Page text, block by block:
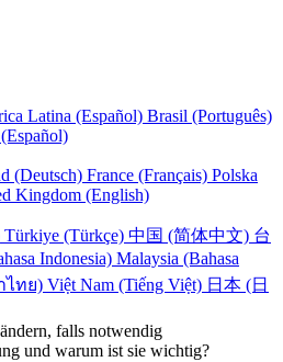
Latina (Español) Brasil (Português)
(Deutsch) France (Français) Polska
Kingdom (English)
Türkiye (Türkçe) 中国 (简体中文) 台
Indonesia) Malaysia (Bahasa
ไทย) Việt Nam (Tiếng Việt) 日本 (日
falls notwendig
und warum ist sie wichtig?